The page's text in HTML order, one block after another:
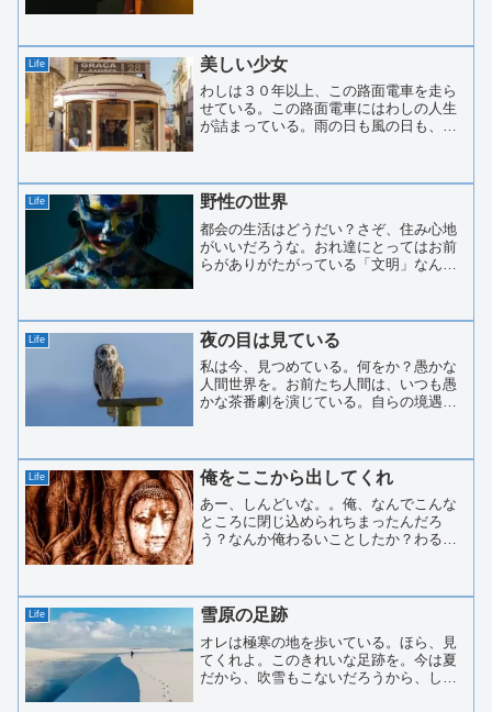
り物してくれる？旅行に連れて行ってく
れる？贅沢は言わないけど...
Life 美しい少女
わしは３０年以上、この路面電車を走ら
せている。この路面電車にはわしの人生
が詰まっている。雨の日も風の日も、こ
が持ち込む傘から垂れるしずくで路面電
車の床がびしょびしょにな...
Life 野性の世界
都会の生活はどうだい？さぞ、住み心地
がいいだろうな。おれ達にとってはお前
らがありがたがっている「文明」なんて
くと育ってきたお前らはそうやってく腐
っていくんだ。肉体も、そ...
Life 夜の目は見ている
私は今、見つめている。何をか？愚かな
人間世界を。お前たち人間は、いつも愚
かな茶番劇を演じている。自らの境遇へ
ている。正義。信念。歴史。...
Life 俺をここから出してくれ
あー、しんどいな。。俺、なんでこんな
ところに閉じ込められちまったんだろ
う？なんか俺わるいことしたか？わるい
様のはしくれか。いやー、しかし、俺の
腕と足はどこへ行ったんだ？...
Life 雪原の足跡
オレは極寒の地を歩いている。ほら、見
てくれよ。このきれいな足跡を。今は夏
だから、吹雪もこないだろうから、しば